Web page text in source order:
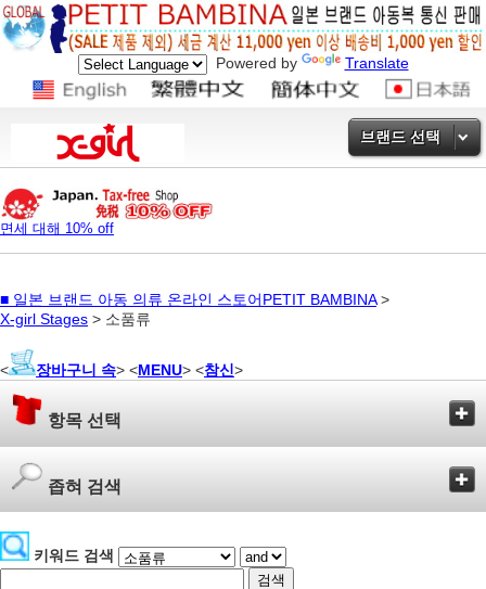
Powered by Translate
브랜드 선택
면세 대해 10% off
■ 일본 브랜드 아동 의류 온라인 스토어PETIT BAMBINA>
X-girl Stages > 소품류
< 장바구니 속> <MENU> <참신>
항목 선택
좁혀 검색
키워드 검색